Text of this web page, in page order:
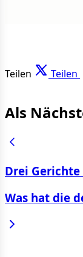
Teilen Teilen
Als
Drei
Was hat die